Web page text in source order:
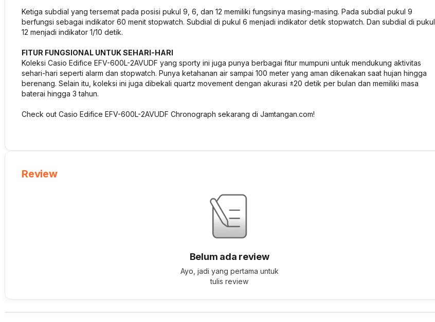
Ketiga subdial yang tersemat pada posisi pukul 9, 6, dan 12 memiliki fungsinya masing-masing. Pada subdial pukul 9
berfungsi sebagai indikator 60 menit stopwatch. Subdial di pukul 6 menjadi indikator detik stopwatch. Dan subdial di pukul
12 menjadi indikator 1/10 detik.
FITUR FUNGSIONAL UNTUK SEHARI-HARI
Koleksi Casio Edifice EFV-600L-2AVUDF yang sporty ini juga punya berbagai fitur mumpuni untuk mendukung aktivitas
sehari-hari seperti alarm dan stopwatch. Punya ketahanan air sampai 100 meter yang aman dikenakan saat hujan hingga
berenang. Selain itu, koleksi ini juga dibekali quartz movement dengan akurasi ±20 detik per bulan dan memiliki masa
baterai hingga 3 tahun.
Check out Casio Edifice EFV-600L-2AVUDF Chronograph sekarang di Jamtangan.com!
Review
Belum ada review
Ayo, jadi yang pertama untuk
tulis review